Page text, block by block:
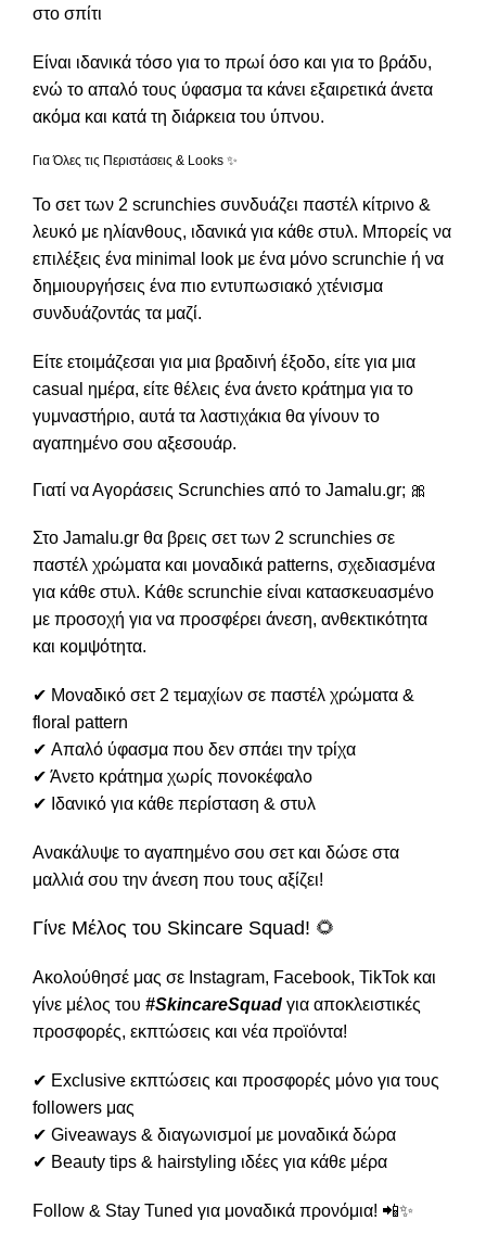
στο σπίτι
Είναι ιδανικά τόσο για το πρωί όσο και για το βράδυ,
ενώ το απαλό τους ύφασμα τα κάνει εξαιρετικά άνετα
ακόμα και κατά τη διάρκεια του ύπνου.
Για Όλες τις Περιστάσεις & Looks ✨
Το σετ των 2 scrunchies συνδυάζει παστέλ κίτρινο &
λευκό με ηλίανθους, ιδανικά για κάθε στυλ. Μπορείς να
επιλέξεις ένα minimal look με ένα μόνο scrunchie ή να
δημιουργήσεις ένα πιο εντυπωσιακό χτένισμα
συνδυάζοντάς τα μαζί.
Είτε ετοιμάζεσαι για μια βραδινή έξοδο, είτε για μια
casual ημέρα, είτε θέλεις ένα άνετο κράτημα για το
γυμναστήριο, αυτά τα λαστιχάκια θα γίνουν το
αγαπημένο σου αξεσουάρ.
Γιατί να Αγοράσεις Scrunchies από το Jamalu.gr; 🎀
Στο Jamalu.gr θα βρεις σετ των 2 scrunchies σε
παστέλ χρώματα και μοναδικά patterns, σχεδιασμένα
για κάθε στυλ. Κάθε scrunchie είναι κατασκευασμένο
με προσοχή για να προσφέρει άνεση, ανθεκτικότητα
και κομψότητα.
✔ Μοναδικό σετ 2 τεμαχίων σε παστέλ χρώματα &
floral pattern
✔ Απαλό ύφασμα που δεν σπάει την τρίχα
✔ Άνετο κράτημα χωρίς πονοκέφαλο
✔ Ιδανικό για κάθε περίσταση & στυλ
Ανακάλυψε το αγαπημένο σου σετ και δώσε στα
μαλλιά σου την άνεση που τους αξίζει!
Γίνε Μέλος του Skincare Squad! 🌻
Ακολούθησέ μας σε Instagram, Facebook, TikTok και
γίνε μέλος του #SkincareSquad για αποκλειστικές
προσφορές, εκπτώσεις και νέα προϊόντα!
✔ Exclusive εκπτώσεις και προσφορές μόνο για τους
followers μας
✔ Giveaways & διαγωνισμοί με μοναδικά δώρα
✔ Beauty tips & hairstyling ιδέες για κάθε μέρα
Follow & Stay Tuned για μοναδικά προνόμια! 📲✨